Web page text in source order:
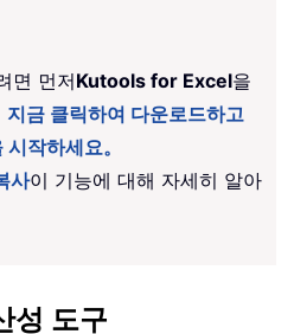
면 먼저Kutools for Excel을
지금 클릭하여 다운로드하고
작하세요。
사이 기능에 대해 자세히 알아
성 도구